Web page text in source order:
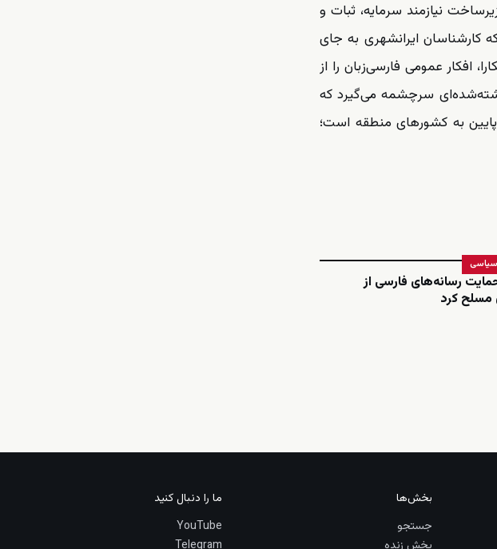
نیازمند سرمایه، ثبات و
کارشناسان ایرانشهری به جای
افکار عمومی فارسی‌زبان را از
سرچشمه می‌گیرد که
به کشورهای منطقه است؛
رسانه‌های فارسی از
مسلح کرد
بخش‌ها
جستجو
ما را دنبال کنید
YouTube